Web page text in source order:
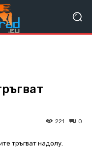
0
221
тръгват надолу.